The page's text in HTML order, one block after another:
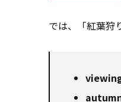
では、「紅葉狩